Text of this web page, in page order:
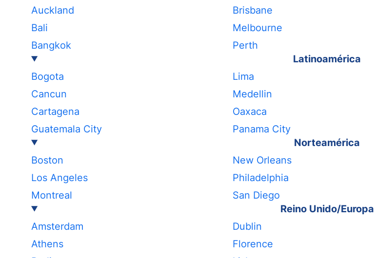
Auckland
Bali
Bangkok
Brisbane
Melbourne
Perth
Latinoamérica
Bogota
Cancun
Cartagena
Guatemala City
Lima
Medellin
Oaxaca
Panama City
Norteamérica
Boston
Los Angeles
Montreal
New Orleans
Philadelphia
San Diego
Reino Unido/Europa
Amsterdam
Athens
Dublin
Florence